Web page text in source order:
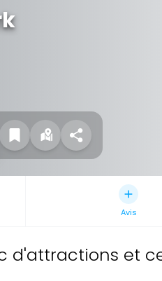
Avis
d'attractions et